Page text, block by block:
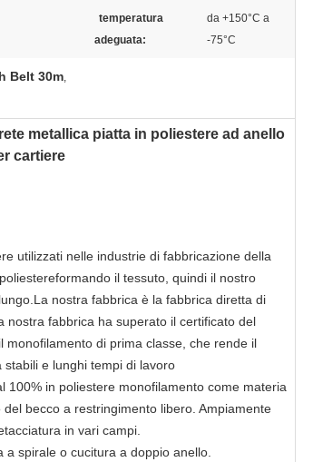
temperatura
adeguata:
da +150°C a
-75°C
Belt 30m,
metallica piatta in poliestere ad anello
cartiere
utilizzati nelle industrie di fabbricazione della
formando il tessuto, quindi il nostro
nostra fabbrica è la fabbrica diretta di
nostra fabbrica ha superato il certificato del
il monofilamento di prima classe, che rende il
e lunghi tempi di lavoro
100% in poliestere monofilamento come materia
becco a restringimento libero. Ampiamente
in vari campi.
spirale o cucitura a doppio anello.